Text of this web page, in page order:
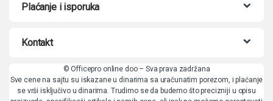
Plaćanje i isporuka
Kontakt
© Officepro online doo – Sva prava zadržana
Sve cene na sajtu su iskazane u dinarima sa uračunatim porezom, i plaćanje
se vrši isključivo u dinarima. Trudimo se da budemo što precizniji u opisu